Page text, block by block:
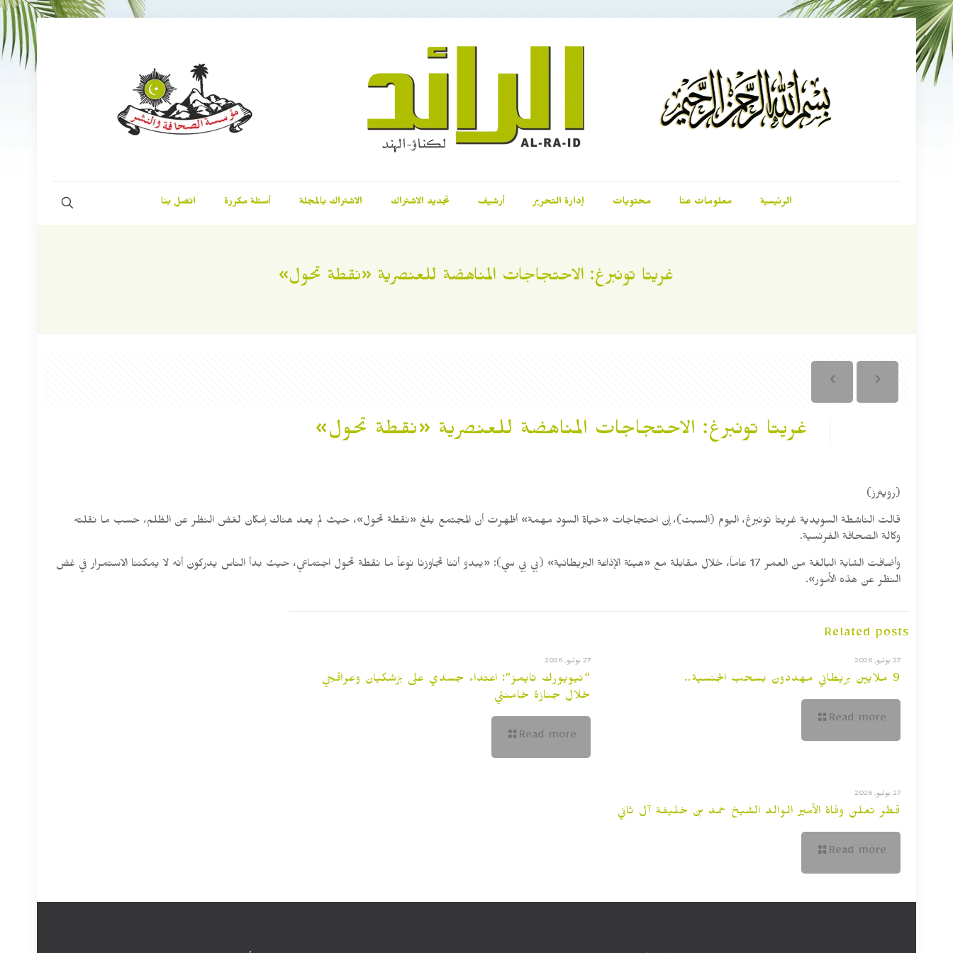
الرئيسية معلومات عنا محتويات إدارة التحرير أرشيف تجديد الاشتراك الاشتراك بالمجلة أسئلة مكررة اتصل بنا
غريتا تونبرغ: الاحتجاجات المناهضة للعنصرية «نقطة تحول»
غريتا تونبرغ: الاحتجاجات المناهضة للعنصرية «نقطة تحول»
(رويترز)
قالت الناشطة السويدية غريتا تونبرغ، اليوم (السبت)، إن احتجاجات «حياة السود مهمة» أظهرت أن المجتمع بلغ «نقطة تحول»، حيث لم يعد هناك إمكان لغض النظر عن الظلم، حسب ما نقلته
وكالة الصحافة الفرنسية.
وأضافت الشابة البالغة من العمر 17 عاماً، خلال مقابلة مع «هيئة الإذاعة البريطانية» (بي بي سي): «يبدو أننا تجاوزنا نوعاً ما نقطة تحول اجتماعي، حيث بدأ الناس يدركون أنه لا يمكننا الاستمرار في غض
النظر عن هذه الأمور».
Related posts
27 يوليو, 2026
9 ملايين بريطاني مهددون بسحب الجنسية..
Read more
27 يوليو, 2026
“نيويورك تايمز”: اعتداء جسدي على بزشكيان وعراقجي
خلال جنازة خامنئي
Read more
27 يوليو, 2026
قطر تعلن وفاة الأمير الوالد الشيخ حمد بن خليفة آل ثاني
Read more